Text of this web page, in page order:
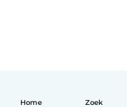
Home Zoek